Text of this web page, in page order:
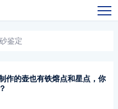
鉴定
作的壶也有铁熔点和星点，你